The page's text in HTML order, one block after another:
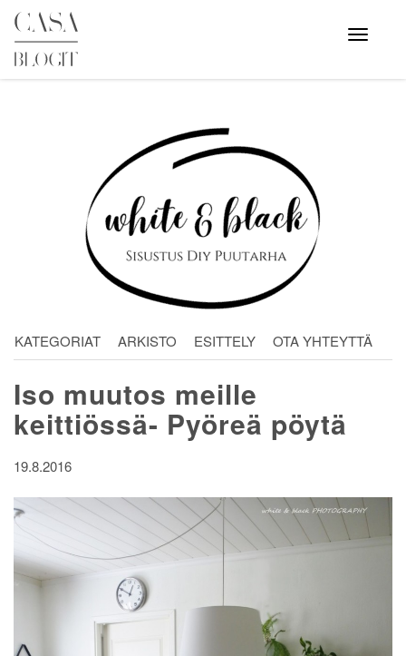
Skip
content
Avaa
valikko
KATEGORIAT ARKISTO ESITTELY OTA YHTEYTTÄ
Iso muutos meille
keittiössä- Pyöreä pöytä
19.8.2016